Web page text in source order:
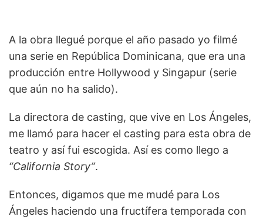
A la obra llegué porque el año pasado yo filmé
una serie en República Dominicana, que era una
producción entre Hollywood y Singapur (serie
que aún no ha salido).
La directora de casting, que vive en Los Ángeles,
me llamó para hacer el casting para esta obra de
teatro y así fui escogida. Así es como llego a
“California Story”.
Entonces, digamos que me mudé para Los
Ángeles haciendo una fructífera temporada con